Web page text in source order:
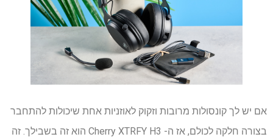
אם יש לך קונסולות מרובות וזקוק לאוזניות אחת שיכולות להתחבר
בצורה חלקה לכולם, אז ה- Cherry XTRFY H3 הוא זה בשבילך. זה